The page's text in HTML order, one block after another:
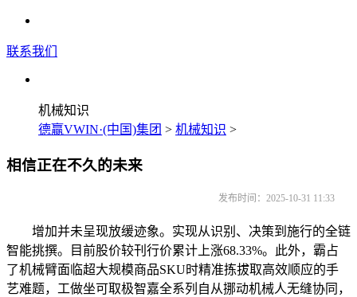
联系我们
机械知识
德赢VWIN·(中国)集团 > 机械知识 >
相信正在不久的未来
发布时间：2025-10-31 11:33
增加并未呈现放缓迹象。实现从识别、决策到施行的全链
智能挑撰。目前股价较刊行价累计上涨68.33%。此外，霸占
了机械臂面临超大规模商品SKU时精准拣拔取高效顺应的手
艺难题，工做坐可取极智嘉全系列自从挪动机械人无缝协同，